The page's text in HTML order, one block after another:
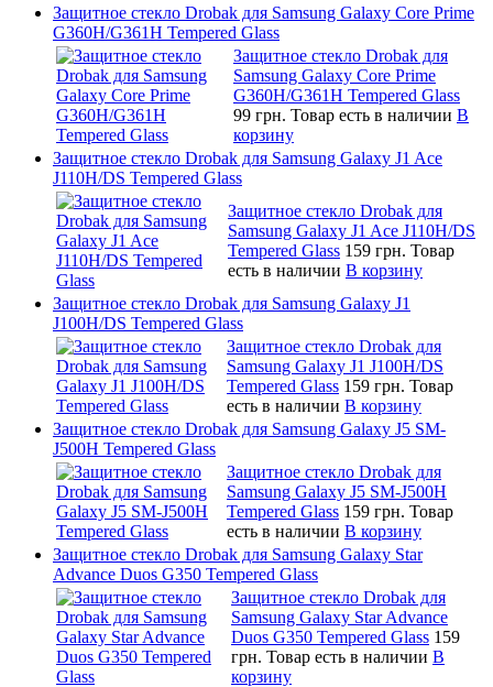
Защитное стекло Drobak для Samsung Galaxy Core Prime
G360H/G361H Tempered Glass
Защитное стекло Drobak для
Samsung Galaxy Core Prime
G360H/G361H Tempered Glass
99 грн. Товар есть в наличии В
корзину
Защитное стекло Drobak для Samsung Galaxy J1 Ace
J110H/DS Tempered Glass
Защитное стекло Drobak для
Samsung Galaxy J1 Ace J110H/DS
Tempered Glass 159 грн. Товар
есть в наличии В корзину
Защитное стекло Drobak для Samsung Galaxy J1
J100H/DS Tempered Glass
Защитное стекло Drobak для
Samsung Galaxy J1 J100H/DS
Tempered Glass 159 грн. Товар
есть в наличии В корзину
Защитное стекло Drobak для Samsung Galaxy J5 SM-
J500H Tempered Glass
Защитное стекло Drobak для
Samsung Galaxy J5 SM-J500H
Tempered Glass 159 грн. Товар
есть в наличии В корзину
Защитное стекло Drobak для Samsung Galaxy Star
Advance Duos G350 Tempered Glass
Защитное стекло Drobak для
Samsung Galaxy Star Advance
Duos G350 Tempered Glass 159
грн. Товар есть в наличии В
корзину